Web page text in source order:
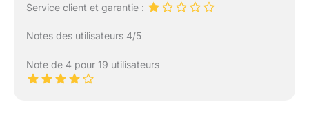
Service client et garantie :
Notes des utilisateurs 4/5
Note de 4 pour 19 utilisateurs